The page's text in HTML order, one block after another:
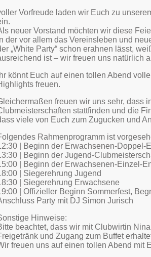
Vorfreude laden wir Euch zu
neuer Vorstand möchten wir diese
der vor allem das Vereinsleben und
„White Party“ schon erahnen lässt,
ist – wir freuen uns natürlich
Ihr könnt Euch auf einen tollen Abend
freuen.
freuen wir uns sehr, dass
stattfinden und die
viele von Euch zum Zugucken und
Rahmenprogramm ist
| Beginn der Erwachsenen-Doppel-
| Beginn der Jugend-
| Beginn der Erwachsenen-Einzel-
| Siegerehrung Jugend
| Siegerehrung Erwachsene
| Offizieller Beginn Sommerfest,
Party mit DJ Simon Jurisch
Hinweise:
beachtet, dass wir mit Clubwirtin
und Zugang zum Buffet
freuen uns auf einen tollen Abend mit